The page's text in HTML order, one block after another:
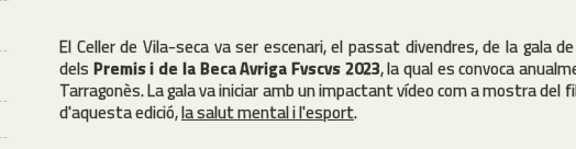
El Celler de Vila-seca va ser escenari, el passat divendres, de la gala
dels Premis i de la Beca Avriga Fvscvs 2023, la qual es convoca
Tarragonès. La gala va iniciar amb un impactant vídeo com a mostra del
d'aquesta edició,la salut mental i l'esport.